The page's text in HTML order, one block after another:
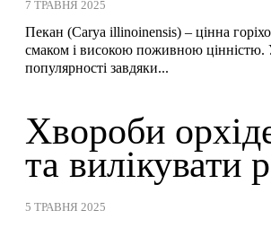
7 ТРАВНЯ 2025
Пекан (Carya illinoinensis) – цінна
смаком і високою поживною цінністю.
популярності завдяки...
Хвороби
та вилікувати
5 ТРАВНЯ 2025